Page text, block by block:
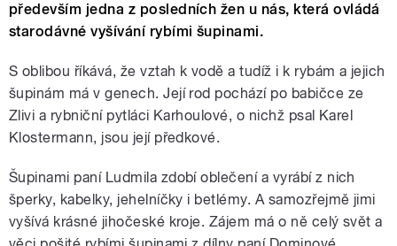
především jedna z posledních žen u nás, která ovládá
starodávné vyšívání rybími šupinami.
S oblibou říkává, že vztah k vodě a tudíž i k rybám a jejich
šupinám má v genech. Její rod pochází po babičce ze
Zlivi a rybniční pytláci Karhoulové, o nichž psal Karel
Klostermann, jsou její předkové.
Šupinami paní Ludmila zdobí oblečení a vyrábí z nich
šperky, kabelky, jehelníčky i betlémy. A samozřejmě jimi
vyšívá krásné jihočeské kroje. Zájem má o ně celý svět a